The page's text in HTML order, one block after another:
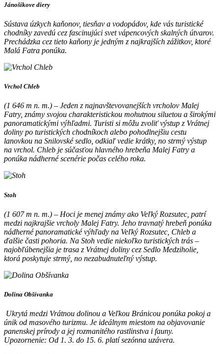
Jánošíkove diery
Sústava úzkych kaňonov, tiesňav a vodopádov, kde vás turistické
chodníky zavedú cez fascinujúci svet vápencových skalných útvarov.
Prechádzka cez tieto kaňony je jedným z najkrajších zážitkov, ktoré
Malá Fatra ponúka.
Vrchol Chleb
(1 646 m n. m.) – Jeden z najnavštevovanejších vrcholov Malej
Fatry, známy svojou charakteristickou mohutnou siluetou a širokými
panoramatickými výhľadmi. Turisti si môžu zvoliť výstup z Vrátnej
doliny po turistických chodníkoch alebo pohodlnejšiu cestu
lanovkou na Snilovské sedlo, odkiaľ vedie krátky, no strmý výstup
na vrchol. Chleb je súčasťou hlavného hrebeňa Malej Fatry a
ponúka nádherné scenérie počas celého roka.
Stoh
(1 607 m n. m.) – Hoci je menej známy ako Veľký Rozsutec, patrí
medzi najkrajšie vrcholy Malej Fatry. Jeho travnatý hrebeň ponúka
nádherné panoramatické výhľady na Veľký Rozsutec, Chleb a
ďalšie časti pohoria. Na Stoh vedie niekoľko turistických trás –
najobľúbenejšia je trasa z Vrátnej doliny cez Sedlo Medziholie,
ktorá poskytuje strmý, no nezabudnuteľný výstup.
Dolina Obšívanka
Ukrytá medzi Vrátnou dolinou a Veľkou Bránicou ponúka pokoj a
únik od masového turizmu. Je ideálnym miestom na objavovanie
panenskej prírody a jej rozmanitého rastlinstva i fauny.
Upozornenie: Od 1. 3. do 15. 6. platí sezónna uzávera.